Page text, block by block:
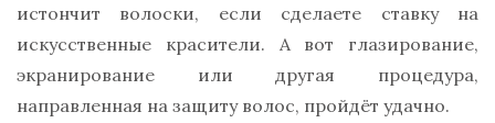
истончит волоски, если сделаете ставку на
искусственные красители. А вот глазирование,
экранирование или другая процедура,
направленная на защиту волос, пройдёт удачно.